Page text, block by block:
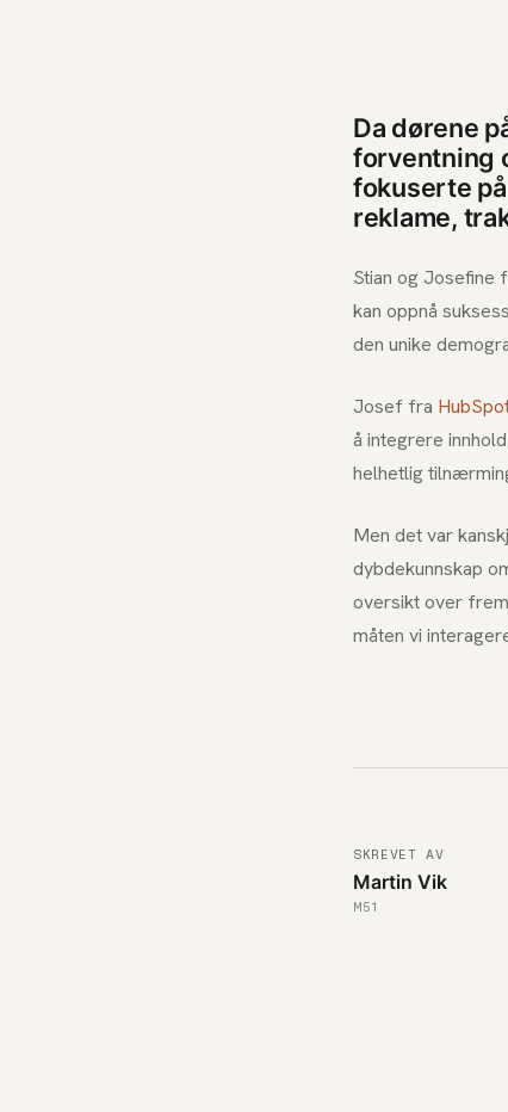
Da dørene
forventning
fokuserte
reklame,
Stian og Josefine
kan oppnå
den unike
Josef fra
å integrere
helhetlig
Men det var
dybdekunnskap
oversikt over
måten vi
SKREVET AV
Martin Vik
M51